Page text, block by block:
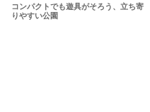
コンパクトでも遊具がそろう、立ち寄
りやすい公園